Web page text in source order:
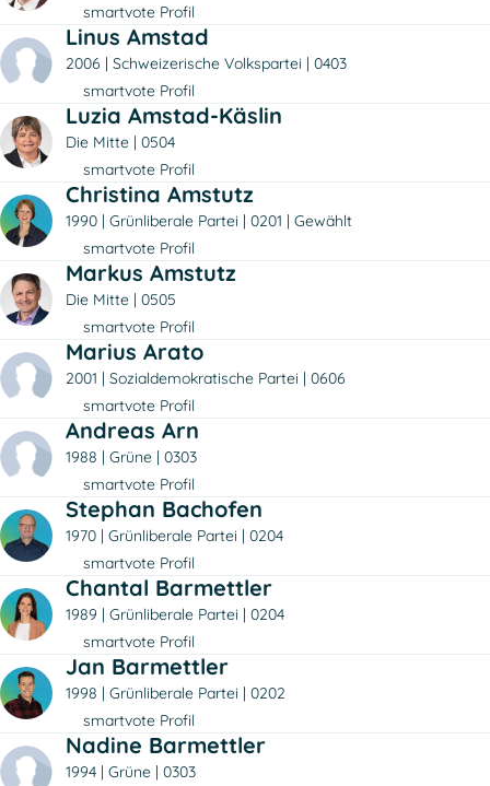
smartvote Profil
Linus Amstad
2006 Schweizerische Volkspartei
0403
smartvote Profil
Luzia Amstad-Käslin
Die Mitte
0504
smartvote Profil
Christina Amstutz
1990 Grünliberale Partei 0201
Gewählt
smartvote Profil
Markus Amstutz
Die Mitte
0505
smartvote Profil
Marius Arato
2001 Sozialdemokratische Partei
0606
smartvote Profil
Andreas Arn
1988 Grüne
0303
smartvote Profil
Stephan Bachofen
1970 Grünliberale Partei
0204
smartvote Profil
Chantal Barmettler
1989 Grünliberale Partei
0204
smartvote Profil
Jan Barmettler
1998 Grünliberale Partei
0202
smartvote Profil
Nadine Barmettler
1994 Grüne
0303